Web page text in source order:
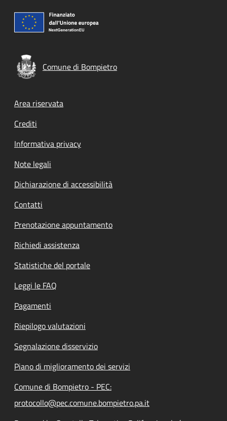
Comune di Bompietro
Footer menu
Area riservata
Crediti
Informativa privacy
Note legali
Dichiarazione di accessibilità
Contatti
Prenotazione appuntamento
Richiedi assistenza
Statistiche del portale
Leggi le FAQ
Pagamenti
Riepilogo valutazioni
Segnalazione disservizio
Piano di miglioramento dei servizi
Comune di Bompietro - PEC:
protocollo@pec.comune.bompietro.pa.it